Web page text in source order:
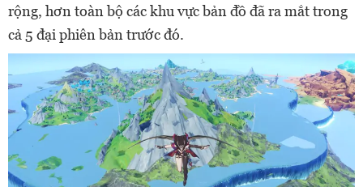
rộng, hơn toàn bộ các khu vực bản đồ đã ra mắt trong
cả 5 đại phiên bản trước đó.